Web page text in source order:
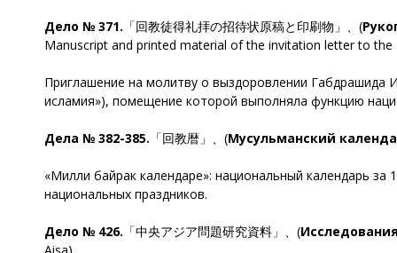
Дело № 371. 「回教徒得礼拝の招待状原稿と印刷物」、(
Manuscript and printed material of the invitation letter to the
Приглашение на молитву о выздоровлении Габдрашида
исламия»), помещение которой выполняла функцию
Дела № 382-385. 「回教暦」、(Мусульманский
«Милли байрак календаре»: национальный календарь за
национальных праздников.
Дело № 426. 「中央アジア問題研究資料」、(